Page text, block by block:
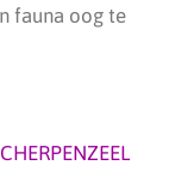
fauna oog te